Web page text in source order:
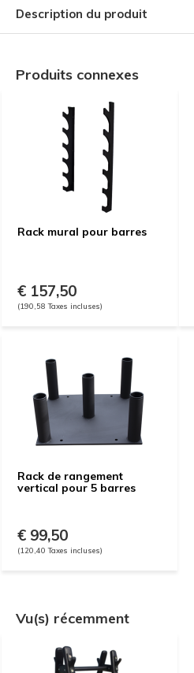
Description du produit
Produits connexes
Rack mural pour barres
€ 157,50
(190,58 Taxes incluses)
Rack de rangement
vertical pour 5 barres
€ 99,50
(120,40 Taxes incluses)
Vu(s) récemment